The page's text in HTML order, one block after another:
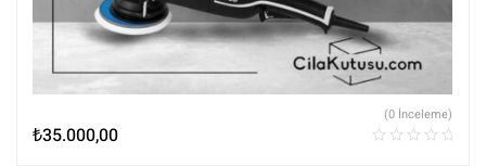
₺35.000,00
(0 İnceleme)